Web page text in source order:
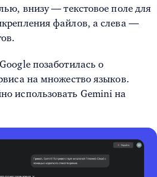
внизу — текстовое поле для
файлов, а слева —
позаботилась о
на множество языков.
использовать Gemini на